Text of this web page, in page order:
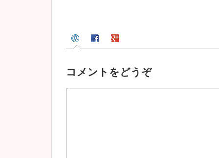
コメントをどうぞ